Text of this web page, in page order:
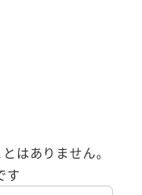
はありません。
す